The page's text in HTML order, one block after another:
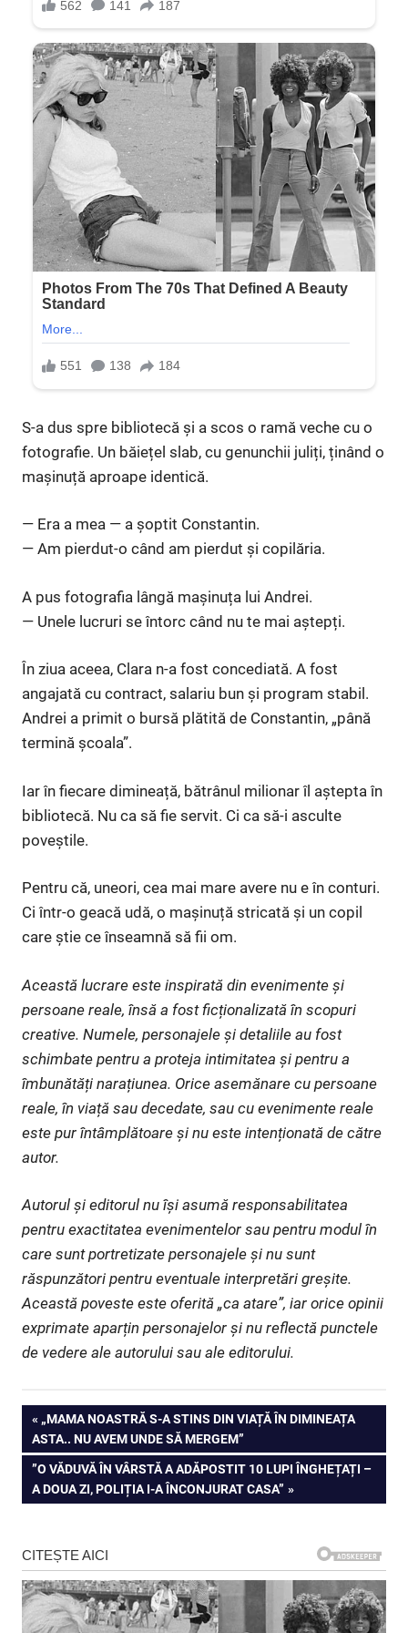
S-a dus spre bibliotecă și a scos o ramă veche cu o
fotografie. Un băiețel slab, cu genunchii juliți, ținând o
mașinuță aproape identică.
— Era a mea — a șoptit Constantin.
— Am pierdut-o când am pierdut și copilăria.
A pus fotografia lângă mașinuța lui Andrei.
— Unele lucruri se întorc când nu te mai aștepți.
În ziua aceea, Clara n-a fost concediată. A fost
angajată cu contract, salariu bun și program stabil.
Andrei a primit o bursă plătită de Constantin, „până
termină școala”.
Iar în fiecare dimineață, bătrânul milionar îl aștepta în
bibliotecă. Nu ca să fie servit. Ci ca să-i asculte
poveștile.
Pentru că, uneori, cea mai mare avere nu e în conturi.
Ci într-o geacă udă, o mașinuță stricată și un copil
care știe ce înseamnă să fii om.
Această lucrare este inspirată din evenimente și
persoane reale, însă a fost ficționalizată în scopuri
creative. Numele, personajele și detaliile au fost
schimbate pentru a proteja intimitatea și pentru a
îmbunătăți narațiunea. Orice asemănare cu persoane
reale, în viață sau decedate, sau cu evenimente reale
este pur întâmplătoare și nu este intenționată de către
autor.
Autorul și editorul nu își asumă responsabilitatea
pentru exactitatea evenimentelor sau pentru modul în
care sunt portretizate personajele și nu sunt
răspunzători pentru eventuale interpretări greșite.
Această poveste este oferită „ca atare”, iar orice opinii
exprimate aparțin personajelor și nu reflectă punctele
de vedere ale autorului sau ale editorului.
Navigare
în
articole
PREVIOUS
POST:
„MAMA NOASTRĂ S-A STINS DIN VIAȚĂ ÎN DIMINEAȚA
ASTA.. NU AVEM UNDE SĂ MERGEM”
NEXT
POST:
”O VĂDUVĂ ÎN VÂRSTĂ A ADĂPOSTIT 10 LUPI ÎNGHEȚAȚI –
A DOUA ZI, POLIȚIA I-A ÎNCONJURAT CASA”